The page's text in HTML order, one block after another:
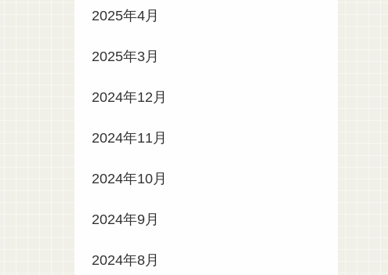
2025年4月
2025年3月
2024年12月
2024年11月
2024年10月
2024年9月
2024年8月